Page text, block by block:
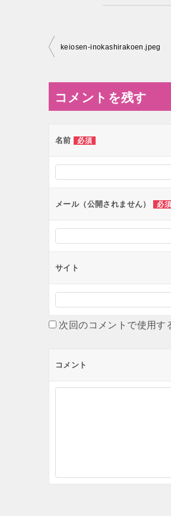
投
ナ
ビ
ー
ョ
ン
keiosen-inokashirakoen.jpeg
コメントを残す
名前 必須
メール（公開されません） 必須
サイト
次回のコメントで使用す
コメント